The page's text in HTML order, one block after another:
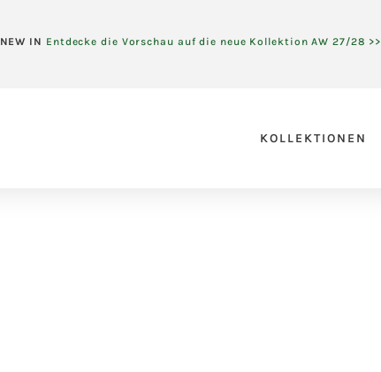
NEW IN Entdecke die Vorschau auf die neue Kollektion AW 27/28 >>
KOLLEKTIONEN